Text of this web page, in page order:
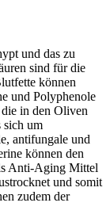
und das zu
sind für die
können
und Polyphenole
in den Oliven
sich um
antifungale und
können den
Anti-Aging Mittel
und somit
zudem der